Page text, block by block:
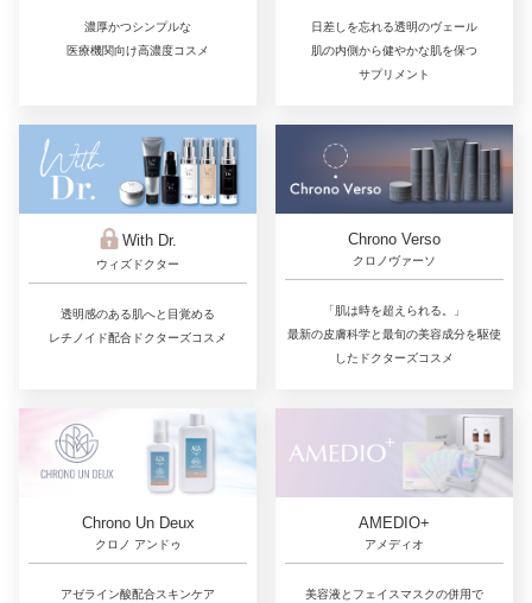
濃厚かつシンプルな
医療機関向け高濃度コスメ
日差しを忘れる透明のヴェール
肌の内側から健やかな肌を保つ
サプリメント
With Dr.
ウィズドクター
透明感のある肌へと目覚める
レチノイド配合ドクターズコスメ
Chrono Verso
クロノヴァーソ
「肌は時を超えられる。」
最新の皮膚科学と最旬の美容成分を駆使
したドクターズコスメ
Chrono Un Deux
クロノ アンドゥ
アゼライン酸配合スキンケア
AMEDIO+
アメディオ
美容液とフェイスマスクの併用で